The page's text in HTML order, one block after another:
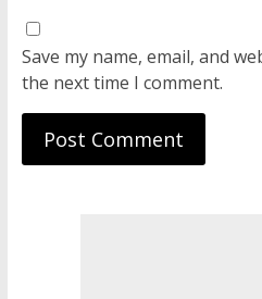
Save my name, email, and
the next time I comment.